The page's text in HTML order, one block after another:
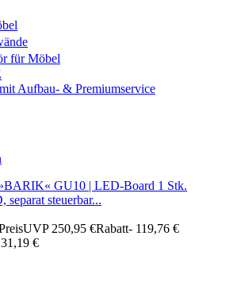
für Möbel
Aufbau- & Premiumservice
GU10 | LED-Board 1 Stk.
steuerbar...
UVP 250,95 €Rabatt- 119,76 €
€